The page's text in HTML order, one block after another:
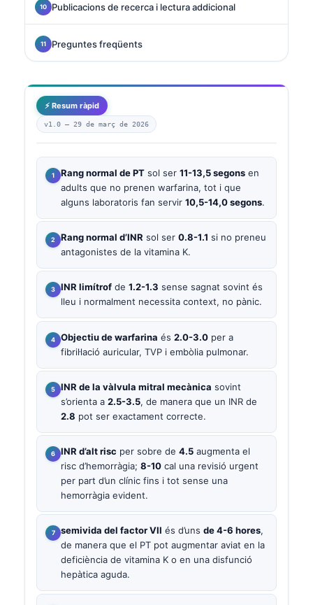
Publicacions de recerca i lectura addicional
Preguntes freqüents
⚡ Resum ràpid
v1.0 — 29 de març de 2026
Rang normal de PT sol ser 11-13,5 segons en
adults que no prenen warfarina, tot i que
alguns laboratoris fan servir 10,5-14,0 segons.
Rang normal d’INR sol ser 0.8-1.1 si no preneu
antagonistes de la vitamina K.
INR limítrof de 1.2-1.3 sense sagnat sovint és
lleu i normalment necessita context, no pànic.
Objectiu de warfarina és 2.0-3.0 per a
fibril·lació auricular, TVP i embòlia pulmonar.
INR de la vàlvula mitral mecànica sovint
s’orienta a 2.5-3.5, de manera que un INR de
2.8 pot ser exactament correcte.
INR d’alt risc per sobre de 4.5 augmenta el
risc d’hemorràgia; 8-10 cal una revisió urgent
per part d’un clínic fins i tot sense una
hemorràgia evident.
semivida del factor VII és d’uns de 4-6 hores,
de manera que el PT pot augmentar aviat en la
deficiència de vitamina K o en una disfunció
hepàtica aguda.